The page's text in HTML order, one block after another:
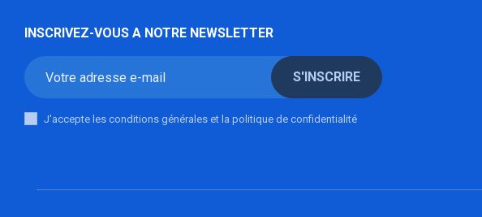
INSCRIVEZ-VOUS A NOTRE NEWSLETTER
S'INSCRIRE
J'accepte les conditions générales et la politique de confidentialité